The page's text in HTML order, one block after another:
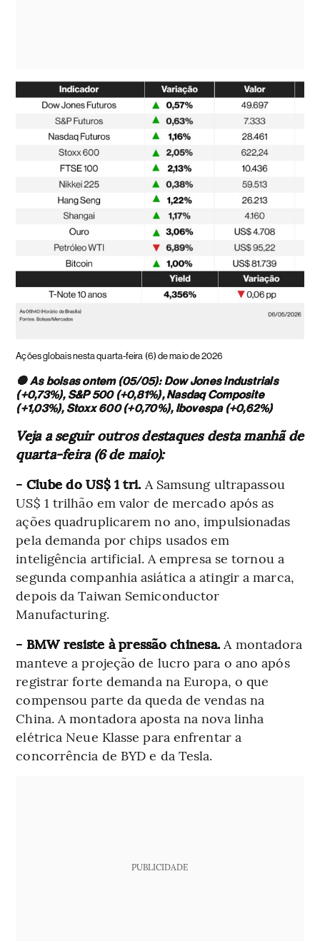
Ações globais nesta quarta-feira (6) de maio de 2026
🔘 As bolsas ontem (05/05): Dow Jones Industrials
(+0,73%), S&P 500 (+0,81%), Nasdaq Composite
(+1,03%), Stoxx 600 (+0,70%), Ibovespa (+0,62%)
Veja a seguir outros destaques desta manhã de
quarta-feira (6 de maio):
- Clube do US$ 1 tri. A Samsung ultrapassou
US$ 1 trilhão em valor de mercado após as
ações quadruplicarem no ano, impulsionadas
pela demanda por chips usados em
inteligência artificial. A empresa se tornou a
segunda companhia asiática a atingir a marca,
depois da Taiwan Semiconductor
Manufacturing.
- BMW resiste à pressão chinesa. A montadora
manteve a projeção de lucro para o ano após
registrar forte demanda na Europa, o que
compensou parte da queda de vendas na
China. A montadora aposta na nova linha
elétrica Neue Klasse para enfrentar a
concorrência de BYD e da Tesla.
PUBLICIDADE